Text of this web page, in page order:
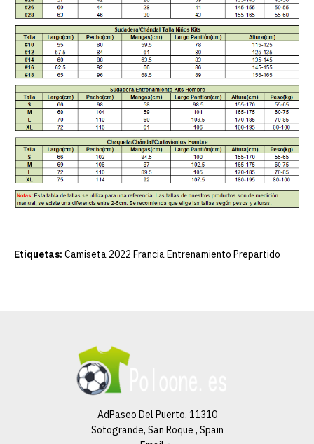
Etiquetas: Camiseta 2022 Francia Entrenamiento Prepartido
AdPaseo Del Puerto, 11310
Sotogrande, San Roque , Spain